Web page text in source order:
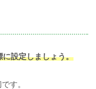
設定しましょう。
す。